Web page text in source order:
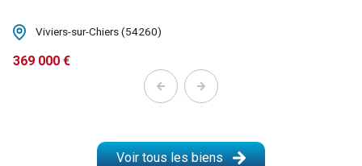
Viviers-sur-Chiers (54260)
369 000 €
Voir tous les biens